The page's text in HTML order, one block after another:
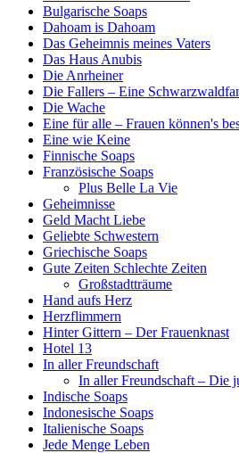
Bulgarische Soaps
Dahoam is Dahoam
Das Geheimnis meines Vaters
Das Haus Anubis
Die Anrheiner
Die Fallers – Eine
Die Wache
Eine für alle – Frauen können's
Eine wie Keine
Finnische Soaps
Französische Soaps
Plus Belle La Vie
Geheimnisse
Geld Macht Liebe
Geliebte Schwestern
Griechische Soaps
Gute Zeiten Schlechte Zeiten
Großstadtträume
Hand aufs Herz
Herzflimmern
Hinter Gittern – Der Frauenknast
Hotel 13
In aller Freundschaft
In aller Freundschaft – Die
Indische Soaps
Indonesische Soaps
Italienische Soaps
Jede Menge Leben